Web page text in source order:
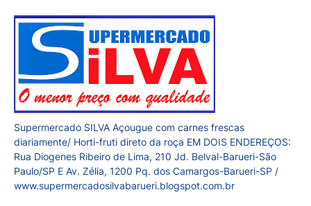
Supermercado SILVA Açougue com carnes frescas
diariamente/ Horti-fruti direto da roça EM DOIS ENDEREÇOS:
Rua Diogenes Ribeiro de Lima, 210 Jd. Belval-Barueri-São
Paulo/SP E Av. Zélia, 1200 Pq. dos Camargos-Barueri-SP /
www.supermercadosilvabarueri.blogspot.com.br